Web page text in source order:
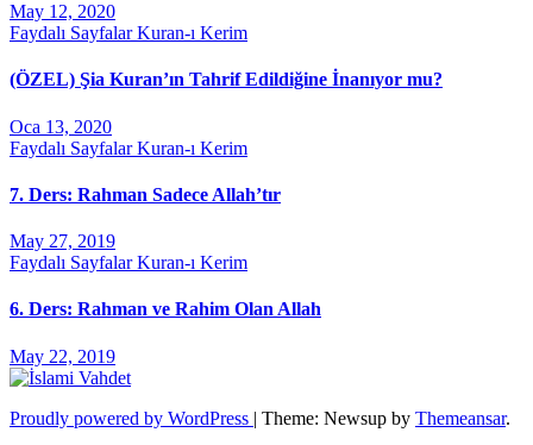
May 12, 2020
Faydalı SayfalarKuran-ı Kerim
(ÖZEL) Şia Kuran’ın Tahrif Edildiğine İnanıyor mu?
Oca 13, 2020
Faydalı SayfalarKuran-ı Kerim
7. Ders: Rahman Sadece Allah’tır
May 27, 2019
Faydalı SayfalarKuran-ı Kerim
6. Ders: Rahman ve Rahim Olan Allah
May 22, 2019
Proudly powered by WordPress | Theme: Newsup by Themeansar.